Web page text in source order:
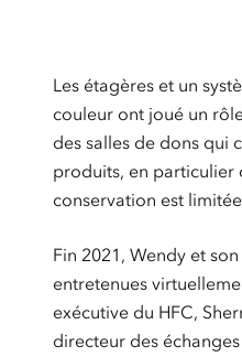
Les étagères et un
couleur ont joué un
des salles de dons qui
produits, en particulier
conservation est
Fin 2021, Wendy et
entretenues
exécutive du HFC,
directeur des